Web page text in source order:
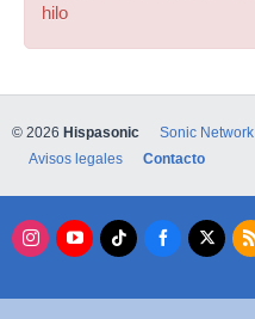
hilo
© 2026 Hispasonic Sonic Network
Avisos legales
Contacto